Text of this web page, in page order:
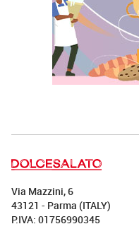
Via Mazzini, 6
43121 - Parma (ITALY)
P.IVA: 01756990345